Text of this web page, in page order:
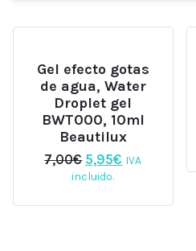
Gel efecto gotas
de agua, Water
Droplet gel
BWT000, 10ml
Beautilux
7,00€ El
precio
era:
5,95€ El
es:
IVA
incluido.